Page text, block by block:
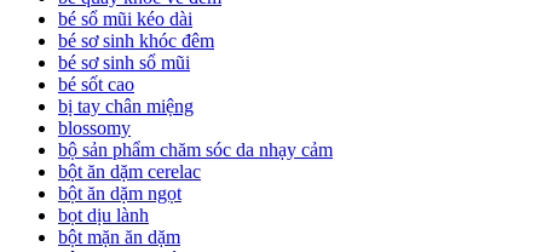
bé sổ mũi kéo dài
bé sơ sinh khóc đêm
bé sơ sinh sổ mũi
bé sốt cao
bị tay chân miệng
blossomy
bộ sản phẩm chăm sóc da nhạy cảm
bột ăn dặm cerelac
bột ăn dặm ngọt
bọt dịu lành
bột mặn ăn dặm